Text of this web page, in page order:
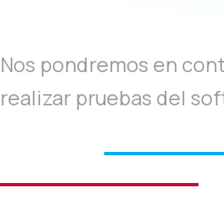
Nos pondremos en
realizar pruebas del